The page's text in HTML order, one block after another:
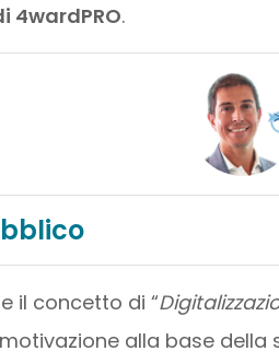
4wardPRO.
il concetto di “
motivazione alla base della